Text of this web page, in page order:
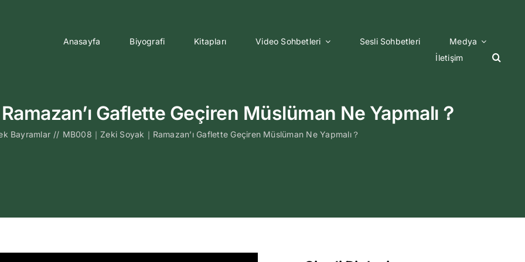
Anasayfa Biyografi Kitapları Video Sohbetleri Sesli Sohbetleri
Medya
İletişim
Gaflette Geçiren Müslüman Ne Yapmalı？
Bayramlar // MB008｜Zeki Soyak｜Ramazan’ı Gaflette Geçiren Müslüman Ne Yapmalı？